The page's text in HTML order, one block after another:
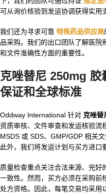
可从询价核验到发运协调获得实用
我们还为寻求可靠 特殊药品供应商
品采购。我们的出口团队了解医院
和文件准确性方面的重要性。
克唑替尼 250mg 胶
保证和全球标准
Oddway International 针对 克唑替
资质审核、文件审查和发运核验流
MSDS 或 SDS、GMP/GDP 相关
此外，我们将发运计划与买方进口
质量检查重点关注合法来源、完好
一致性。然而，买方必须在采购前
处方资格。因此，每笔交易均采用